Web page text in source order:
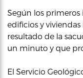
Según los primeros
edificios y
resultado de la
un minuto y que
El Servicio